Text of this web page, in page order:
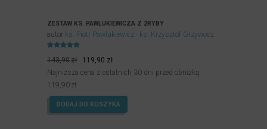
ZESTAW KS. PAWLUKIEWICZA Z 2RYBY
autor ks. Piotr Pawlukiewicz ks. Krzysztof Grzywocz
5.00
143,90zł
Pierwotna
cena
143,90zł.
119,90 złAktualna
cena
119,90zł.
Najniższa cena z ostatnich 30 dni przed obniżką:
119,90 zł
DODAJ DO KOSZYKA